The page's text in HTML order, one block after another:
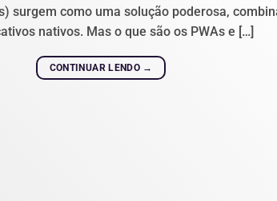
surgem como uma solução poderosa,
nativos. Mas o que são os PWAs e […]
CONTINUAR LENDO →